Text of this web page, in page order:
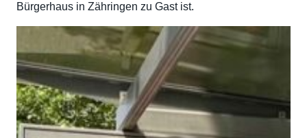
Bürgerhaus in Zähringen zu Gast ist.